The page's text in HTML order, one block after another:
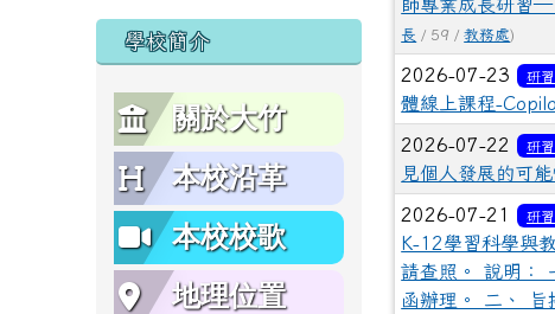
學校簡介
關於大竹
本校沿革
本校校歌
地理位置
師專業成長研習—
長 / 59 /教務處)
2026-07-23 研
體線上課程-
2026-07-22 研
見個人發展的可
2026-07-21 研
K-12學習科學與
請查照。 說明：
函辦理。 二、 旨